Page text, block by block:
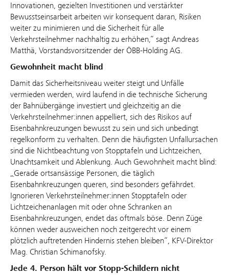
Innovationen, gezielten Investitionen und verstärkter
Bewusstseinsarbeit arbeiten wir konsequent daran, Risiken
weiter zu minimieren und die Sicherheit für alle
Verkehrsteilnehmer nachhaltig zu erhöhen,“ sagt Andreas
Matthä, Vorstandsvorsitzender der ÖBB-Holding AG.
Gewohnheit macht blind
Damit das Sicherheitsniveau weiter steigt und Unfälle
vermieden werden, wird laufend in die technische Sicherung
der Bahnübergänge investiert und gleichzeitig an die
Verkehrsteilnehmer:innen appelliert, sich des Risikos auf
Eisenbahnkreuzungen bewusst zu sein und sich unbedingt
regelkonform zu verhalten. Denn die häufigsten Unfallursachen
sind die Nichtbeachtung von Stopptafeln und Lichtzeichen,
Unachtsamkeit und Ablenkung. Auch Gewohnheit macht blind:
„Gerade ortsansässige Personen, die täglich
Eisenbahnkreuzungen queren, sind besonders gefährdet.
Ignorieren Verkehrsteilnehmer:innen Stopptafeln oder
Lichtzeichenanlagen mit oder ohne Schranken an
Eisenbahnkreuzungen, endet das oftmals böse. Denn Züge
können weder ausweichen noch zeitgerecht vor einem
plötzlich auftretenden Hindernis stehen bleiben“, KFV-Direktor
Mag. Christian Schimanofsky.
Jede 4. Person hält vor Stopp-Schildern nicht